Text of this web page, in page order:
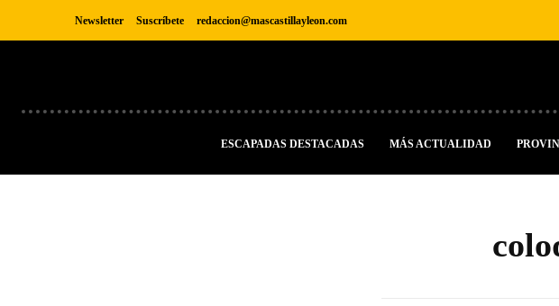
Newsletter Suscríbete redaccion@mascastillayleon.com
ESCAPADAS DESTACADAS MÁS ACTUALIDAD